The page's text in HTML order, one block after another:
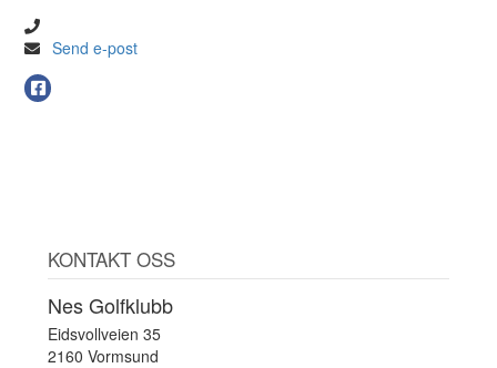
Send e-post
KONTAKT OSS
Nes Golfklubb
Eidsvollveien 35
2160 Vormsund